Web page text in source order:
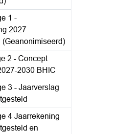
1 -
2027
(Geanonimiseerd)
2 - Concept
2030 BHIC
3 - Jaarverslag
4 Jaarrekening
en